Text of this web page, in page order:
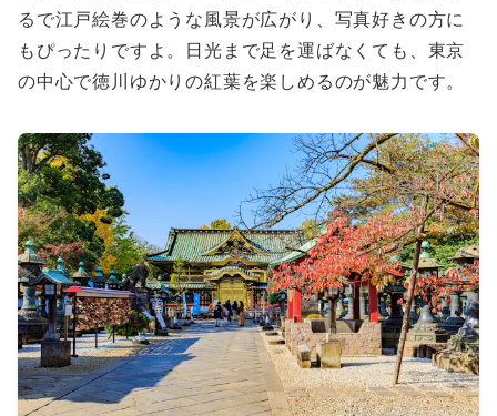
るで江戸絵巻のような風景が広がり、写真好きの方に
もぴったりですよ。日光まで足を運ばなくても、東京
の中心で徳川ゆかりの紅葉を楽しめるのが魅力です。